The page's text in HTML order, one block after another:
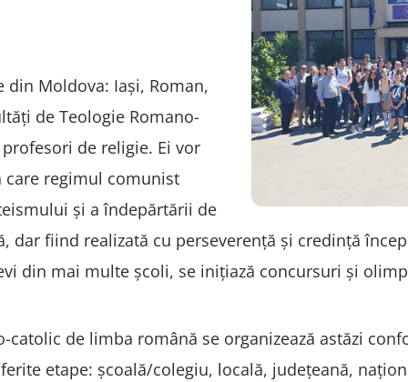
Moldova: Iași, Roman,
de Teologie Romano-
de religie. Ei vor
care regimul comunist
și a îndepărtării de
dar fiind realizată cu perseverență și credință
din mai multe școli, se inițiază concursuri și
de limba română se organizează astăzi
etape: școală/colegiu, locală, județeană,